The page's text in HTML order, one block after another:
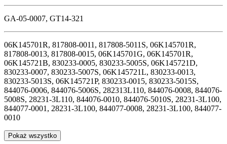
GA-05-0007, GT14-321
06K145701R, 817808-0011, 817808-5011S, 06K145701R,
817808-0013, 817808-0015, 06K145701G, 06K145701R,
06K145721B, 830233-0005, 830233-5005S, 06K145721D,
830233-0007, 830233-5007S, 06K145721L, 830233-0013,
830233-5013S, 06K145721P, 830233-0015, 830233-5015S,
844076-0006, 844076-5006S, 282313L110, 844076-0008, 844076-
5008S, 28231-3L110, 844076-0010, 844076-5010S, 28231-3L100,
844077-0001, 28231-3L100, 844077-0008, 28231-3L100, 844077-
0010
Pokaż wszystko